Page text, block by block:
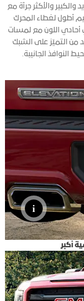
والأكثر جرأة مع
أطول لغطاء المحرك
أحادي اللون مع لمسات
من التميّز على الشبك
النوافذ الجانيبة.
أكبر